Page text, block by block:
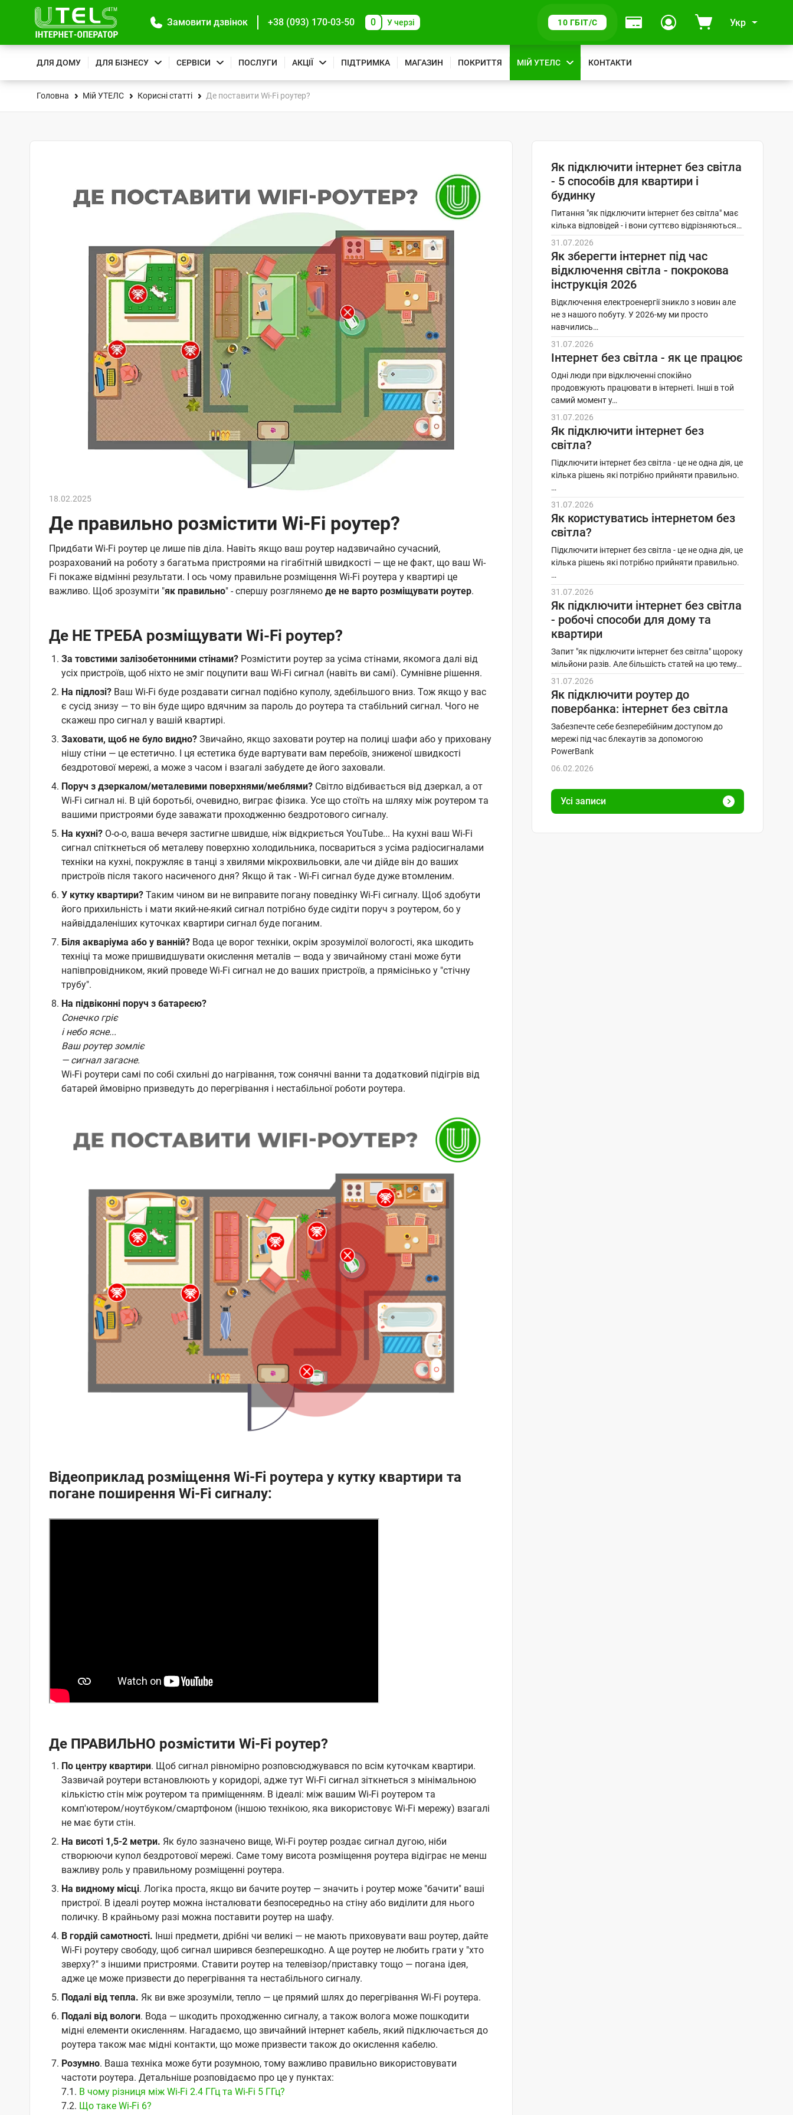
Замовити дзвінок +38 (093) 170-03-50 0 У черзі 10 ГБІТ/С Укр
ДЛЯ ДОМУ ДЛЯ БІЗНЕСУ СЕРВІСИ ПОСЛУГИ АКЦІЇ ПІДТРИМКА МАГАЗИН ПОКРИТТЯ МІЙ УТЕЛС КОНТАКТИ
Головна Мій УТЕЛС Корисні статті Де поставити Wi-Fi роутер?
18.02.2025
Де правильно розмістити Wi-Fi роутер?
Придбати Wi-Fi роутер це лише пів діла. Навіть якщо ваш роутер надзвичайно сучасний,
розрахований на роботу з багатьма пристроями на гігабітній швидкості — ще не факт, що ваш Wi-
Fi покаже відмінні результати. І ось чому правильне розміщення Wi-Fi роутера у квартирі це
важливо. Щоб зрозуміти "як правильно" - спершу розглянемо де не варто розміщувати роутер.
Де НЕ ТРЕБА розміщувати Wi-Fi роутер?
За товстими залізобетонними стінами?Розмістити роутер за усіма стінами, якомога далі від
усіх пристроїв, щоб ніхто не зміг поцупити ваш Wi-Fi сигнал (навіть ви самі). Сумнівне рішення.
На підлозі?Ваш Wi-Fi буде роздавати сигнал подібно куполу, здебільшого вниз. Тож якщо у вас
є сусід знизу — то він буде щиро вдячним за пароль до роутера та стабільний сигнал. Чого не
скажеш про сигнал у вашій квартирі.
Заховати, щоб не було видно?Звичайно, якщо заховати роутер на полиці шафи або у приховану
нішу стіни — це естетично. І ця естетика буде вартувати вам перебоїв, зниженої швидкості
бездротової мережі, а може з часом і взагалі забудете де його заховали.
Поруч з дзеркалом/металевими поверхнями/меблями?Світло відбивається від дзеркал, а от
Wi-Fi сигнал ні. В цій боротьбі, очевидно, виграє фізика. Усе що стоїть на шляху між роутером та
вашими пристроями буде заважати проходженню бездротового сигналу.
На кухні?О-о-о, ваша вечеря застигне швидше, ніж відкриється YouTube... На кухні ваш Wi-Fi
сигнал спіткнеться об металеву поверхню холодильника, посвариться з усіма радіосигналами
техніки на кухні, покружляє в танці з хвилями мікрохвильовки, але чи дійде він до ваших
пристроїв після такого насиченого дня? Якщо й так - Wi-Fi сигнал буде дуже втомленим.
У кутку квартири?Таким чином ви не виправите погану поведінку Wi-Fi сигналу. Щоб здобути
його прихильність і мати який-не-який сигнал потрібно буде сидіти поруч з роутером, бо у
найвіддаленіших куточках квартири сигнал буде поганим.
Біля акваріума або у ванній?Вода це ворог техніки, окрім зрозумілої вологості, яка шкодить
техніці та може пришвидшувати окислення металів — вода у звичайному стані може бути
напівпровідником, який проведе Wi-Fi сигнал не до ваших пристроїв, а прямісінько у "стічну
трубу".
На підвіконні поруч з батареєю?
Сонечко гріє
і небо ясне...
Ваш роутер зомліє
— сигнал загасне.
Wi-Fi роутери самі по собі схильні до нагрівання, тож сонячні ванни та додатковий підігрів від
батарей ймовірно призведуть до перегрівання і нестабільної роботи роутера.
Відеоприклад розміщення Wi-Fi роутера у кутку квартири та
погане поширення Wi-Fi сигналу:
Де ПРАВИЛЬНО розмістити Wi-Fi роутер?
По центру квартири. Щоб сигнал рівномірно розповсюджувався по всім куточкам квартири.
Зазвичай роутери встановлюють у коридорі, адже тут Wi-Fi сигнал зіткнеться з мінімальною
кількістю стін між роутером та приміщенням. В ідеалі: між вашим Wi-Fi роутером та
комп'ютером/ноутбуком/смартфоном (іншою технікою, яка використовує Wi-Fi мережу) взагалі
не має бути стін.
На висоті 1,5-2 метри. Як було зазначено вище, Wi-Fi роутер роздає сигнал дугою, ніби
створюючи купол бездротової мережі. Саме тому висота розміщення роутера відіграє не менш
важливу роль у правильному розміщенні роутера.
На видному місці. Логіка проста, якщо ви бачите роутер — значить і роутер може "бачити" ваші
пристрої. В ідеалі роутер можна інсталювати безпосередньо на стіну або виділити для нього
поличку. В крайньому разі можна поставити роутер на шафу.
В гордій самотності. Інші предмети, дрібні чи великі — не мають приховувати ваш роутер, дайте
Wi-Fi роутеру свободу, щоб сигнал ширився безперешкодно. А ще роутер не любить грати у "хто
зверху?" з іншими пристроями. Ставити роутер на телевізор/приставку тощо — погана ідея,
адже це може призвести до перегрівання та нестабільного сигналу.
Подалі від тепла. Як ви вже зрозуміли, тепло — це прямий шлях до перегрівання Wi-Fi роутера.
Подалі від вологи. Вода — шкодить проходженню сигналу, а також волога може пошкодити
мідні елементи окисленням. Нагадаємо, що звичайний інтернет кабель, який підключається до
роутера також має мідні контакти, що може призвести також до окислення кабелю.
Розумно. Ваша техніка може бути розумною, тому важливо правильно використовувати
частоти роутера. Детальніше розповідаємо про це у пунктах:
7.1. В чому різниця між Wi-Fi 2.4 ГГц та Wi-Fi 5 ГГц?
7.2. Що таке Wi-Fi 6?
І
н
ш
і
н
о
в
и
н
и
Як підключити інтернет без світла
- 5 способів для квартири і
будинку
Питання "як підключити інтернет без світла" має
кілька відповідей - і вони суттєво відрізняються…
31.07.2026
Як зберегти інтернет під час
відключення світла - покрокова
інструкція 2026
Відключення електроенергії зникло з новин але
не з нашого побуту. У 2026-му ми просто
навчились…
31.07.2026
Інтернет без світла - як це працює
Одні люди при відключенні спокійно
продовжують працювати в інтернеті. Інші в той
самий момент у…
31.07.2026
Як підключити інтернет без
світла?
Підключити інтернет без світла - це не одна дія, це
кілька рішень які потрібно прийняти правильно.
…
31.07.2026
Як користуватись інтернетом без
світла?
Підключити інтернет без світла - це не одна дія, це
кілька рішень які потрібно прийняти правильно.
…
31.07.2026
Як підключити інтернет без світла
- робочі способи для дому та
квартири
Запит "як підключити інтернет без світла" щороку
мільйони разів. Але більшість статей на цю тему…
31.07.2026
Як підключити роутер до
повербанка: інтернет без світла
Забезпечте себе безперебійним доступом до
мережі під час блекаутів за допомогою
PowerBank
06.02.2026
Усі записи